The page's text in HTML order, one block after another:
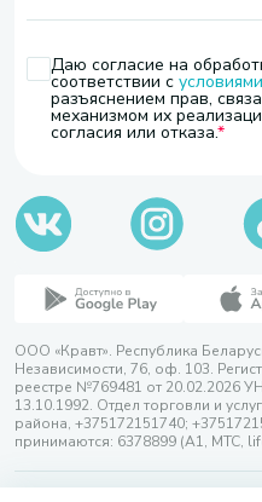
Даю согласие на
соответствии с
разъяснением прав,
механизмом их
согласия или отказа.
ООО «Кравт». Республика
Независимости, 76, оф. 103.
реестре №769481 от 20.02.2026
13.10.1992. Отдел торговли и
района, +375172151740;
принимаются: 6378899 (А1, МТС,